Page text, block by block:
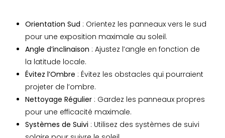
Orientation Sud : Orientez les panneaux vers le sud
pour une exposition maximale au soleil.
Angle d’inclinaison : Ajustez l’angle en fonction de
la latitude locale.
Évitez l’Ombre : Évitez les obstacles qui pourraient
projeter de l’ombre.
Nettoyage Régulier : Gardez les panneaux propres
pour une efficacité maximale.
Systèmes de Suivi : Utilisez des systèmes de suivi